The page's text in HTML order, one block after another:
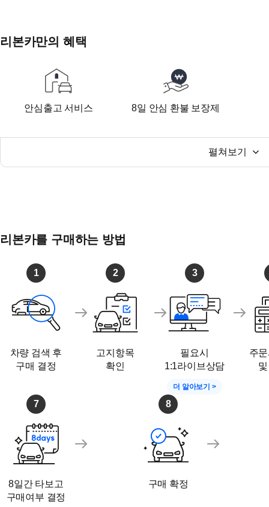
리본카만의 혜택
안심출고 서비스 8일 안심 환불 보장제
펼쳐보기
리본카를 구매하는 방법
1
차량 검색 후
구매 결정
2
고지항목
확인
3
필요시
1:1라이브상담
더 알아보기 >
주
7
8일간 타보고
구매여부 결정
8
구매 확정